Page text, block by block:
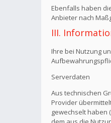
Ebenfalls haben
Anbieter nach
III.
Ihre bei Nutzung
Serverdaten
Aus technischen
Provider
gewechselt haben